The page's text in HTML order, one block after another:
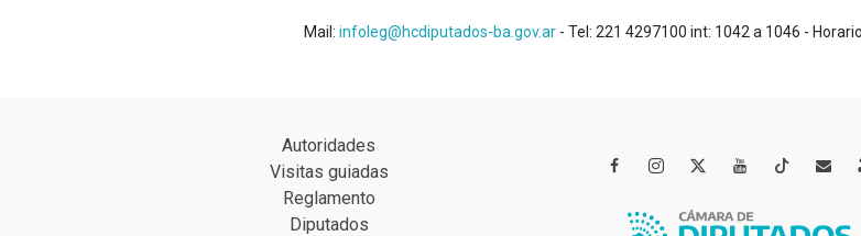
Mail: infoleg@hcdiputados-ba.gov.ar - Tel: 221 4297100 int: 1042 a 1046 -
Autoridades
Visitas guiadas
Reglamento
Diputados
  